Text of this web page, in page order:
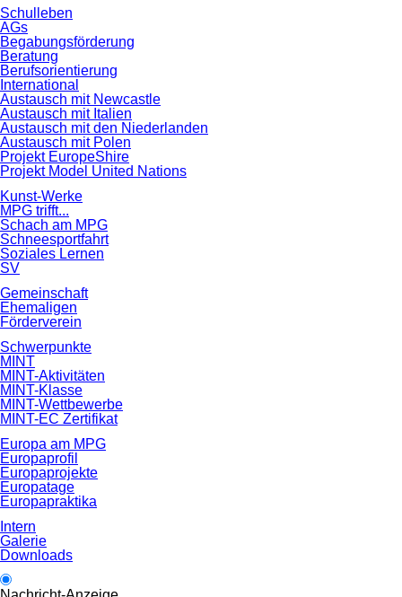
Schulleben
AGs
Begabungsförderung
Beratung
Berufsorientierung
International
Austausch mit Newcastle
Austausch mit Italien
Austausch mit den Niederlanden
Austausch mit Polen
Projekt EuropeShire
Projekt Model United Nations
Kunst-Werke
MPG trifft...
Schach am MPG
Schneesportfahrt
Soziales Lernen
SV
Gemeinschaft
Ehemaligen
Förderverein
Schwerpunkte
MINT
MINT-Aktivitäten
MINT-Klasse
MINT-Wettbewerbe
MINT-EC Zertifikat
Europa am MPG
Europaprofil
Europaprojekte
Europatage
Europapraktika
Intern
Galerie
Downloads